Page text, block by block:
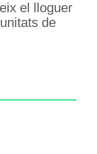
el lloguer
de